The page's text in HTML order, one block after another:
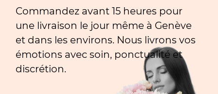
Commandez avant 15 heures pour
une livraison le jour même à Genève
et dans les environs. Nous livrons vos
émotions avec soin, ponctualité et
discrétion.